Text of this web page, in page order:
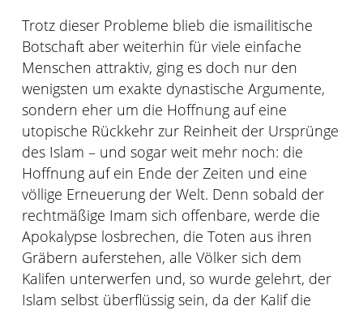
Trotz dieser Probleme blieb die ismailitische
Botschaft aber weiterhin für viele einfache
Menschen attraktiv, ging es doch nur den
wenigsten um exakte dynastische Argumente,
sondern eher um die Hoffnung auf eine
utopische Rückkehr zur Reinheit der Ursprünge
des Islam – und sogar weit mehr noch: die
Hoffnung auf ein Ende der Zeiten und eine
völlige Erneuerung der Welt. Denn sobald der
rechtmäßige Imam sich offenbare, werde die
Apokalypse losbrechen, die Toten aus ihren
Gräbern auferstehen, alle Völker sich dem
Kalifen unterwerfen und, so wurde gelehrt, der
Islam selbst überflüssig sein, da der Kalif die